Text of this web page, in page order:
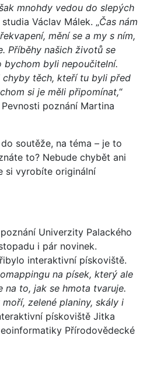
mnohdy vedou do slepých
Václav Málek. „Čas nám
mění se a my s ním,
Příběhy našich životů se
byli nepoučitelní.
chyby těch, kteří tu byli před
si je měli připomínat,“
poznání Martina
soutěže, na téma – je to
to? Nebude chybět ani
si vyrobíte originální
Univerzity Palackého
i pár novinek.
interaktivní pískoviště.
na písek, který ale
na to, jak se hmota tvaruje.
zelené planiny, skály i
pískoviště Jitka
Přírodovědecké